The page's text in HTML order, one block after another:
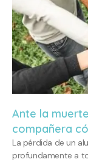
Ante la
compañera
La pérdida de un
profundamente a